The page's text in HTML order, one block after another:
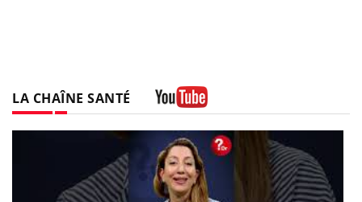
LA CHAÎNE SANTÉ